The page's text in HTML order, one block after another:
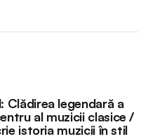
Clădirea legendară a
al muzicii clasice /
istoria muzicii în stil